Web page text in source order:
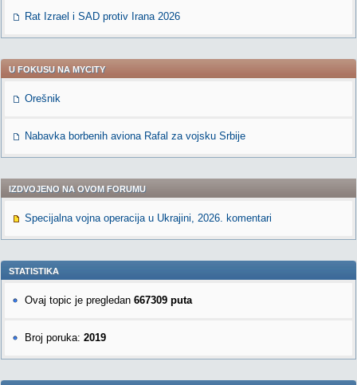
Rat Izrael i SAD protiv Irana 2026
U FOKUSU NA MYCITY
Orešnik
Nabavka borbenih aviona Rafal za vojsku Srbije
IZDVOJENO NA OVOM FORUMU
Specijalna vojna operacija u Ukrajini, 2026. komentari
STATISTIKA
Ovaj topic je pregledan 667309 puta
Broj poruka: 2019